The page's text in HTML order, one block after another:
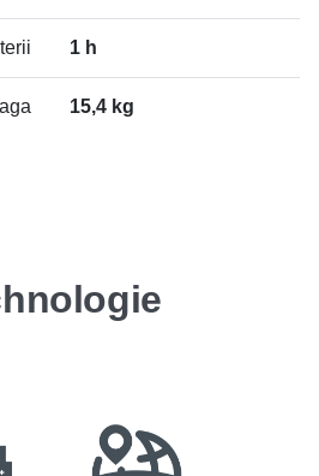
1 h
15,4 kg